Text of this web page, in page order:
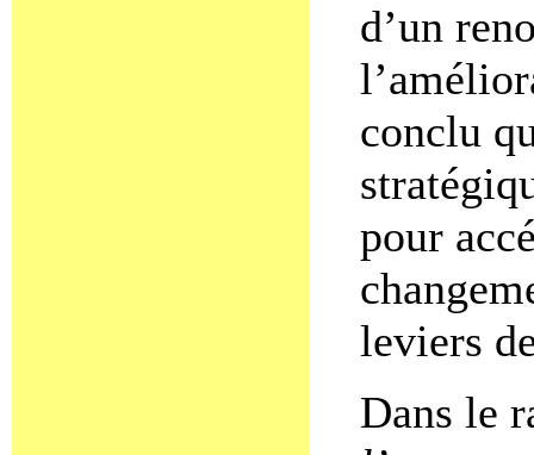
d’un
conclu
pour
leviers
Dans le